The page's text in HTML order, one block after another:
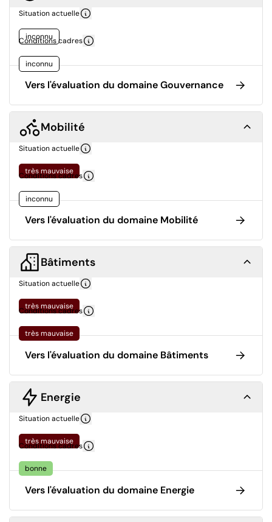
Situation actuelle
inconnu
Conditions cadres
inconnu
Vers l'évaluation du domaine Gouvernance
Mobilité
Situation actuelle
très mauvaise
Conditions cadres
inconnu
Vers l'évaluation du domaine Mobilité
Bâtiments
Situation actuelle
très mauvaise
Conditions cadres
très mauvaise
Vers l'évaluation du domaine Bâtiments
Energie
Situation actuelle
très mauvaise
Conditions cadres
bonne
Vers l'évaluation du domaine Energie